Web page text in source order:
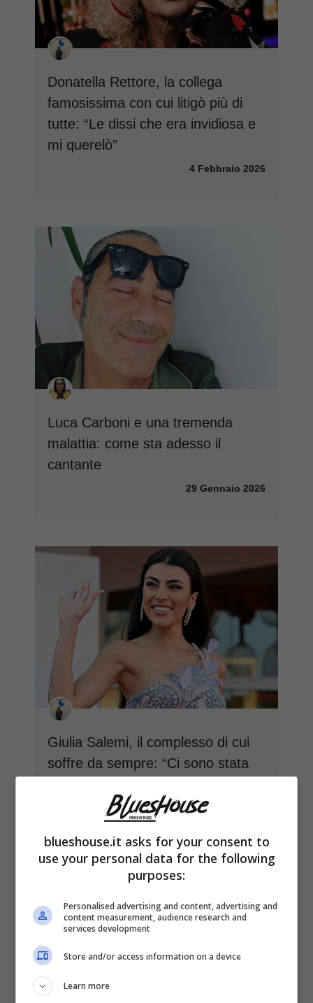
Donatella Rettore, la collega
famosissima con cui litigò più di
tutte: “Le dissi che era invidiosa e
mi querelò”
4 Febbraio 2026
Luca Carboni e una tremenda
malattia: come sta adesso il
cantante
29 Gennaio 2026
Giulia Salemi, il complesso di cui
soffre da sempre: “Ci sono stata
22 Gennaio 2026
blueshouse.it asks for your consent to
use your personal data for the following
purposes:
Personalised advertising and content, advertising and
content measurement, audience research and
services development
Store and/or access information on a device
Learn more